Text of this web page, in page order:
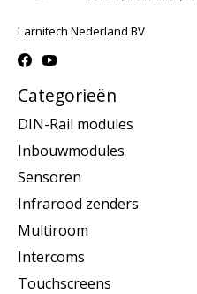
Larnitech Nederland BV
Categorieën
DIN-Rail modules
Inbouwmodules
Sensoren
Infrarood zenders
Multiroom
Intercoms
Touchscreens